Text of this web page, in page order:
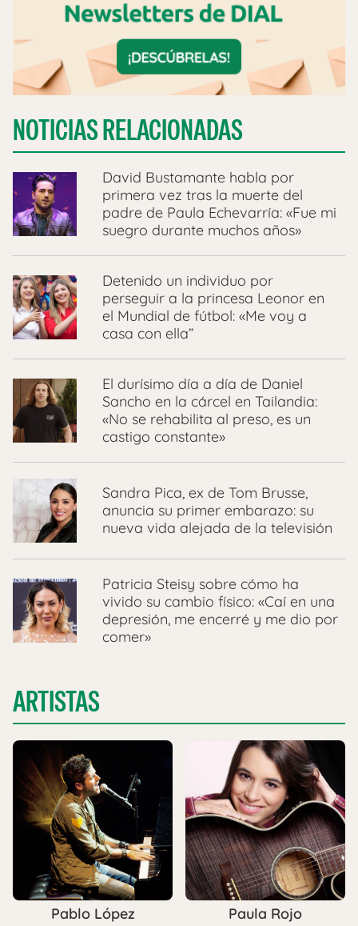
NOTICIAS RELACIONADAS
David Bustamante habla por
primera vez tras la muerte del
padre de Paula Echevarría: «Fue mi
suegro durante muchos años»
Detenido un individuo por
perseguir a la princesa Leonor en
el Mundial de fútbol: «Me voy a
casa con ella”
El durísimo día a día de Daniel
Sancho en la cárcel en Tailandia:
«No se rehabilita al preso, es un
castigo constante»
Sandra Pica, ex de Tom Brusse,
anuncia su primer embarazo: su
nueva vida alejada de la televisión
Patricia Steisy sobre cómo ha
vivido su cambio físico: «Caí en una
depresión, me encerré y me dio por
comer»
ARTISTAS
Pablo López Paula Rojo